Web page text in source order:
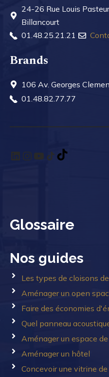
24-26 Rue Louis
Billancourt
01.48.25.21.21
Brands
106 Av. Georges
01.48.82.77.77
LinkedIn
Instagram
YouTube
TikTok
Glossaire
Nos guides
Les types de cloisons
Aménager un open
Faire des économies
Quel panneau
Aménager un espace
Aménager un hôtel
Concevoir une vitrine